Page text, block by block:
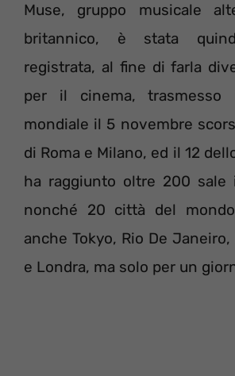
Muse, gruppo musicale
britannico, è stata
registrata, al fine di farla
per il cinema, trasmesso
mondiale il 5 novembre
di Roma e Milano, ed il 12
ha raggiunto oltre 200 sale
nonché 20 città del
anche Tokyo, Rio De
e Londra, ma solo per un